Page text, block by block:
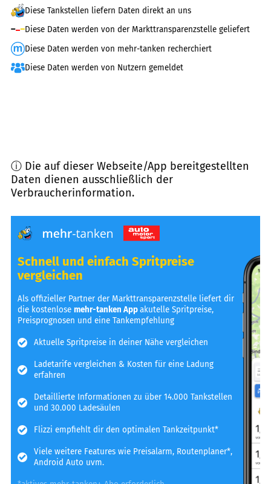
Diese Tankstellen liefern Daten direkt an uns
Diese Daten werden von der Markttransparenzstelle geliefert
Diese Daten werden von mehr-tanken recherchiert
Diese Daten werden von Nutzern gemeldet
ⓘ Die auf dieser Webseite/App bereitgestellten
Daten dienen ausschließlich der
Verbraucherinformation.
Schnell und einfach Spritpreise
vergleichen
Als offizieller Partner der Markttransparenzstelle liefert dir
die kostenlosemehr-tanken Appakutelle Spritpreise,
Preisprognosen und eine Tankempfehlung
Aktuelle Spritpreise in deiner Nähe vergleichen
Ladetarife vergleichen & Kosten für eine Ladung
erfahren
Detaillierte Informationen zu über 14.000 Tankstellen
und 30.000 Ladesäulen
Flizzi empfiehlt dir den optimalen Tankzeitpunkt*
Viele weitere Features wie Preisalarm, Routenplaner*,
Android Auto uvm.